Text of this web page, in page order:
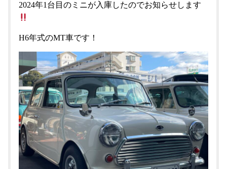
2024年1台目のミニが入庫したのでお知らせします
H6年式のMT車です！